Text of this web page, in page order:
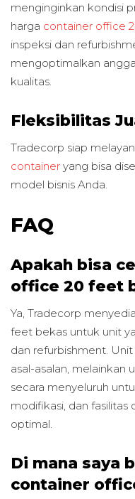
menginginkan kondisi
harga container office
inspeksi dan
mengoptimalkan
kualitas.
Fleksibilitas
Tradecorp siap
container yang bisa
model bisnis Anda.
FAQ
Apakah bisa
office 20 feet
Ya, Tradecorp
feet bekas untuk unit
dan refurbishment.
asal-asalan, melainkan
secara menyeluruh
modifikasi, dan fasilitas
optimal.
Di mana saya
container